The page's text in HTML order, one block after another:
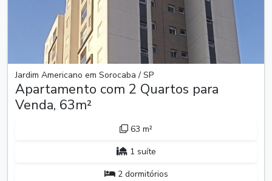
Jardim Americano em Sorocaba / SP
Apartamento com 2 Quartos para
Venda, 63m²
63 m²
1 suíte
2 dormitórios